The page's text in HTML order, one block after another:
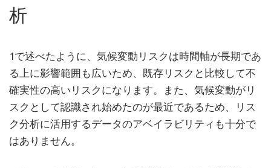
析
1で述べたように、気候変動リスクは時間軸が長期であ
る上に影響範囲も広いため、既存リスクと比較して不
確実性の高いリスクになります。また、気候変動がリ
スクとして認識され始めたのが最近であるため、リス
ク分析に活用するデータのアベイラビリティも十分で
はありません。